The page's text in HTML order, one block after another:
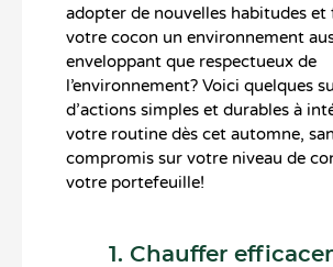
adopter de nouvelles habitudes et
votre cocon un environnement
enveloppant que respectueux de
l’environnement? Voici quelques
d’actions simples et durables à
votre routine dès cet automne,
compromis sur votre niveau de
votre portefeuille!
1. Chauffer